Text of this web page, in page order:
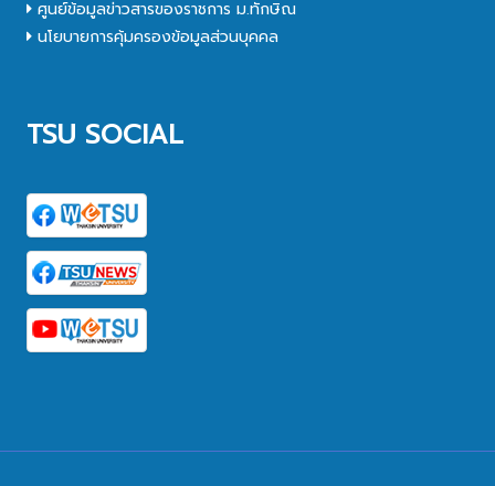
ศูนย์ข้อมูลข่าวสารของราชการ ม.ทักษิณ
นโยบายการคุ้มครองข้อมูลส่วนบุคคล
TSU SOCIAL